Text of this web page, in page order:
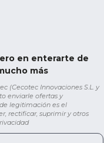
en enterarte de
más
(Cecotec Innovaciones S.L. y
enviarle ofertas y
legitimación es el
rectificar, suprimir y otros